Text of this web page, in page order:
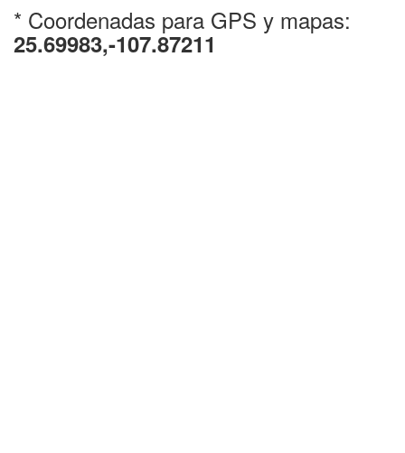
* Coordenadas para GPS y mapas:
25.69983,-107.87211